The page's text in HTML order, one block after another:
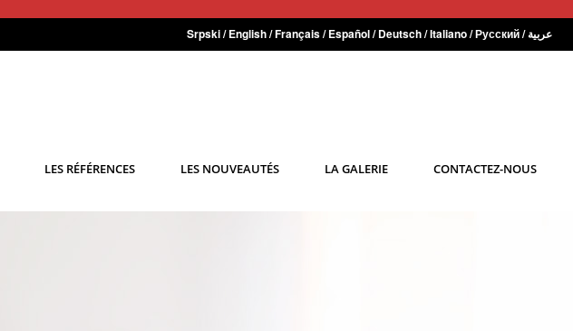
Srpski/English/Français/Español/Deutsch/Italiano/Русский/عربية
LES RÉFÉRENCES LES NOUVEAUTÉS LA GALERIE CONTACTEZ-NOUS